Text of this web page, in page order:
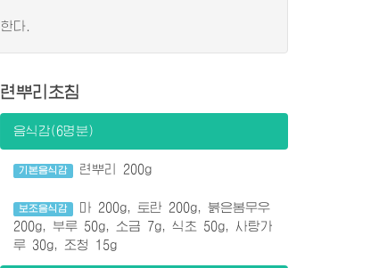
다.
련뿌리초침
음식감(6명분)
기본음식감 련뿌리 200g
보조음식감
마 200g, 토란 200g, 붉은봄무우
200g, 부루 50g, 소금 7g, 식초 50g, 사탕가
루 30g, 조청 15g